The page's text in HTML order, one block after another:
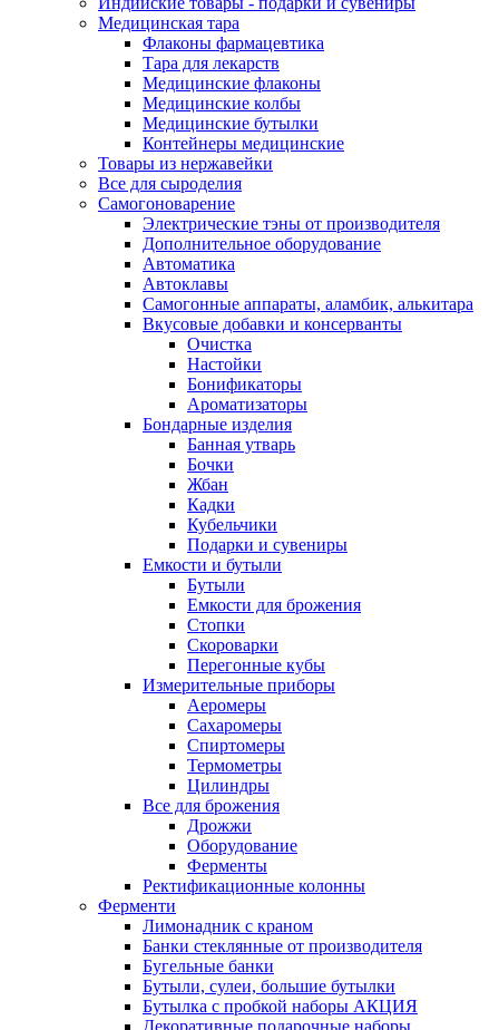
Медицинская тара
Флаконы фармацевтика
Тара для лекарств
Медицинские флаконы
Медицинские колбы
Медицинские бутылки
Контейнеры медицинские
Товары из нержавейки
Все для сыроделия
Самогоноварение
Электрические тэны от производителя
Дополнительное оборудование
Автоматика
Автоклавы
Самогонные аппараты, аламбик, алькитара
Вкусовые добавки и консерванты
Очистка
Настойки
Бонификаторы
Ароматизаторы
Бондарные изделия
Банная утварь
Бочки
Жбан
Кадки
Кубельчики
Подарки и сувениры
Емкости и бутыли
Бутыли
Емкости для брожения
Стопки
Скороварки
Перегонные кубы
Измерительные приборы
Аеромеры
Сахаромеры
Спиртомеры
Термометры
Цилиндры
Все для брожения
Дрожжи
Оборудование
Ферменты
Ректификационные колонны
Ферменти
Лимонадник с краном
Банки стеклянные от производителя
Бугельные банки
Бутыли, сулеи, большие бутылки
Бутылка с пробкой наборы АКЦИЯ